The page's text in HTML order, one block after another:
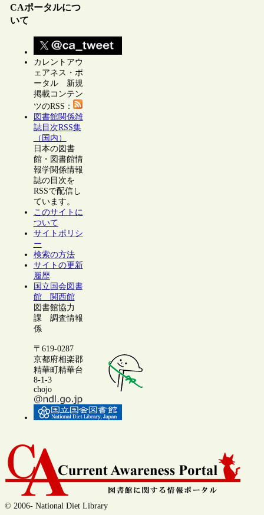
CAポータルにつ
いて
カレントアウ
ェアネス・ポ
ータル 新規
掲載コンテン
ツのRSS：
図書館関係雑
誌目次RSS集
（国内）
日本の図書
館・図書館情
報学関係情報
誌の目次を
RSSで配信し
ています。
このサイトに
ついて
サイトポリシ
ー
検索の方法
サイトの更新
履歴
国立国会図書
館 関西館
図書館協力
課 調査情報
係
〒619-0287
京都府相楽郡
精華町精華台
8-1-3
chojo
© 2006- National Diet Library